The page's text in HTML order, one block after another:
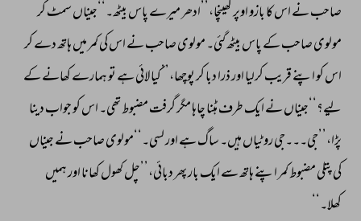
صاحب نے اس کا بازو اوپر کھینچا،’’ادھر میرے پاس بیٹھ۔‘‘جیناں سمٹ کر
مولوی صاحب کے پاس بیٹھ گئی۔ مولوی صاحب نے اس کی کمر میں ہاتھ دے کر
اس کو اپنے قریب کرلیا اور ذرا دبا کر پوچھا،’’کیا لائی ہے تو ہمارے کھانے کے
لیے؟‘‘جیناں نے ایک طرف ہٹنا چاہا مگر گرفت مضبوط تھی۔ اس کو جواب دینا
پڑا،’’جی۔۔۔جی روٹیاں ہیں۔ ساگ ہے اور لسی۔‘‘مولوی صاحب نے جیناں
کی پتلی مضبوط کمر اپنے ہاتھ سے ایک بار پھر دبائی،’’چل کھول کھانا اور ہمیں
کھلا۔‘‘